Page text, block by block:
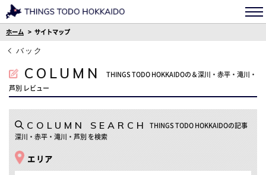
ホーム サイトマップ
バック
COLUMN THINGS TODO HOKKAIDOの＆深川・赤平・滝川・
芦別 レビュー
COLUMN SEARCH
THINGS TODO HOKKAIDOの記事
深川・赤平・滝川・芦別 を検索
エリア